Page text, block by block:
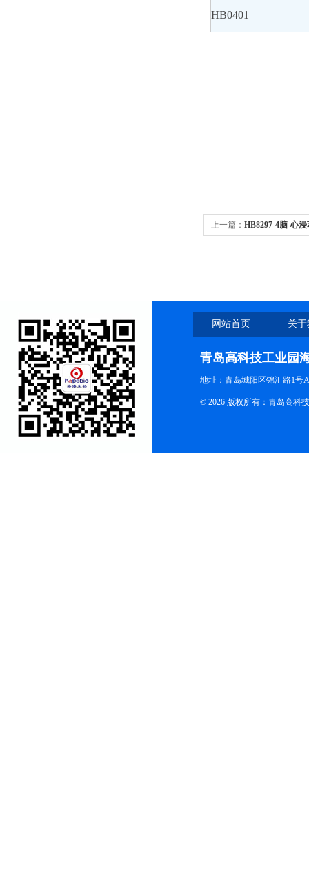
HB0401
上一篇： HB8297-4脑-心
网站首页 关
青岛高科技工业园
地址：青岛城阳区锦汇路1号
© 2026 版权所有：青岛高科